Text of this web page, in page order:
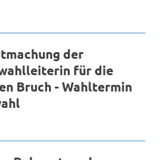
der
für die
Bruch - Wahltermin